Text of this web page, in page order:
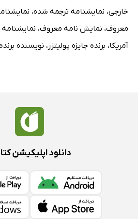
خارجی، نمایشنامه ترجمه شده،
معروف، نمایش نامه معروف، نمایشنامه
آمریکا، برنده جایزه پولیتزر ، نویسنده
دانلود اپلیکیشن